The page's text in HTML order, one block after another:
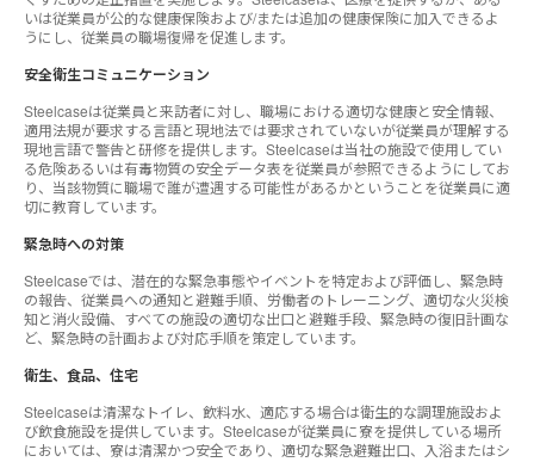
いは従業員が公的な健康保険および/または追加の健康保険に加入できるよ
うにし、従業員の職場復帰を促進します。
安全衛生コミュニケーション
Steelcaseは従業員と来訪者に対し、職場における適切な健康と安全情報、
適用法規が要求する言語と現地法では要求されていないが従業員が理解する
現地言語で警告と研修を提供します。Steelcaseは当社の施設で使用してい
る危険あるいは有毒物質の安全データ表を従業員が参照できるようにしてお
り、当該物質に職場で誰が遭遇する可能性があるかということを従業員に適
切に教育しています。
緊急時への対策
Steelcaseでは、潜在的な緊急事態やイベントを特定および評価し、緊急時
の報告、従業員への通知と避難手順、労働者のトレーニング、適切な火災検
知と消火設備、すべての施設の適切な出口と避難手段、緊急時の復旧計画な
ど、緊急時の計画および対応手順を策定しています。
衛生、食品、住宅
Steelcaseは清潔なトイレ、飲料水、適応する場合は衛生的な調理施設およ
び飲食施設を提供しています。Steelcaseが従業員に寮を提供している場所
においては、寮は清潔かつ安全であり、適切な緊急避難出口、入浴またはシ